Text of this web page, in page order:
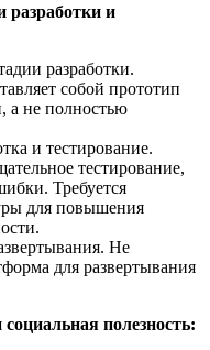
разработки и
разработки.
собой прототип
а не полностью
и тестирование.
тестирование,
Требуется
для повышения
Не
для развертывания
полезность: